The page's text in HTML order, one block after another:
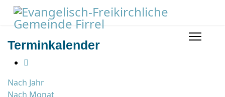
Terminkalender
Nach Jahr
Nach Monat